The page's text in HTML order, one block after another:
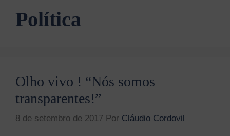
Política
Olho vivo ! “Nós somos
transparentes!”
8 de setembro de 2017 Por Cláudio Cordovil